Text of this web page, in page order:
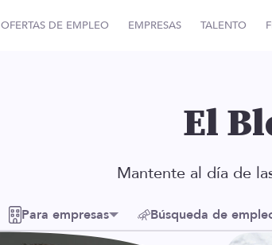
OFERTAS DE EMPLEO EMPRESAS TALENTO
El
Mantente al día de
Para empresas Búsqueda de